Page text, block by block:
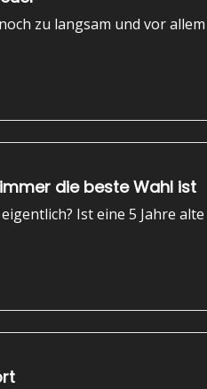
zu langsam und vor
die beste Wahl ist
Ist eine 5 Jahre